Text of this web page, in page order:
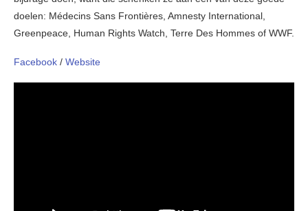
doelen: Médecins Sans Frontières, Amnesty International,
Greenpeace, Human Rights Watch, Terre Des Hommes of WWF.
Facebook / Website